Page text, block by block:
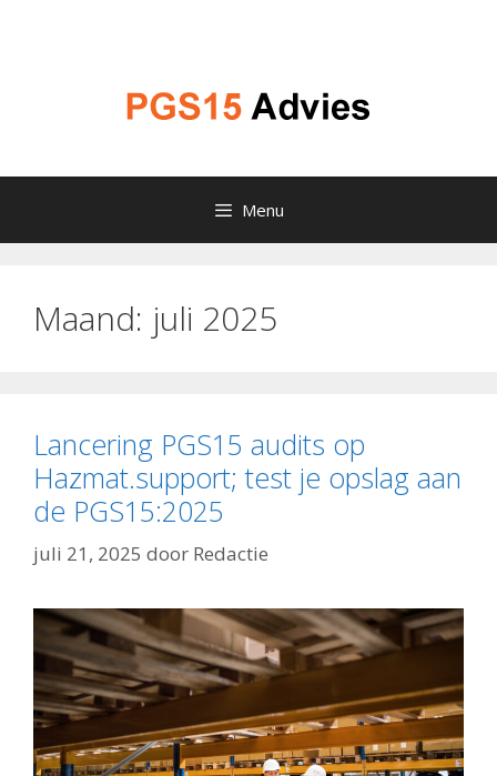
Menu
Maand: juli 2025
Lancering PGS15 audits op
Hazmat.support; test je opslag aan
de PGS15:2025
juli 21, 2025 door Redactie